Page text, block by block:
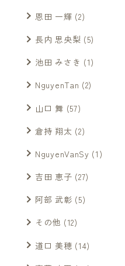
恩田 一輝 (2)
長内 思央梨 (5)
池田 みさき (1)
NguyenTan (2)
山口 舞 (57)
倉持 翔太 (2)
NguyenVanSy (1)
吉田 恵子 (27)
阿部 武彰 (5)
その他 (12)
道口 美穂 (14)